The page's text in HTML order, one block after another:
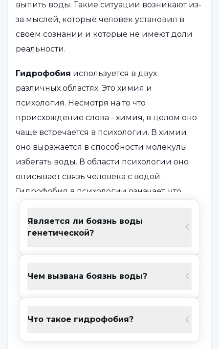
выпить воды. Такие ситуации возникают из-
за мыслей, которые человек установил в
своем сознании и которые не имеют доли
реальности.
Гидрофобия используется в двух
различных областях. Это химия и
психология. Несмотря на то что
происхождение слова - химия, в целом оно
чаще встречается в психологии. В химии
оно выражается в способности молекулы
избегать воды. В области психологии оно
описывает связь человека с водой.
Гидрофобия в психологии означает, что
человек боится воды.
Гидрофобия - это вид страха, который
человек создает в своем мозгу и заставляет
себя в него поверить. Мы должны давать
жизни. Разнообразие реакций варьируется
в зависимости от значений, которые
что называется выученной реакцией и
страхом, входит в нашу жизнь.
Является ли боязнь воды
генетической?
Чем вызвана боязнь воды?
Что такое гидрофобия?